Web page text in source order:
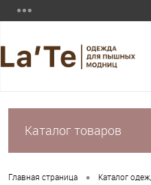
Каталог товаров
Главная страница • Каталог